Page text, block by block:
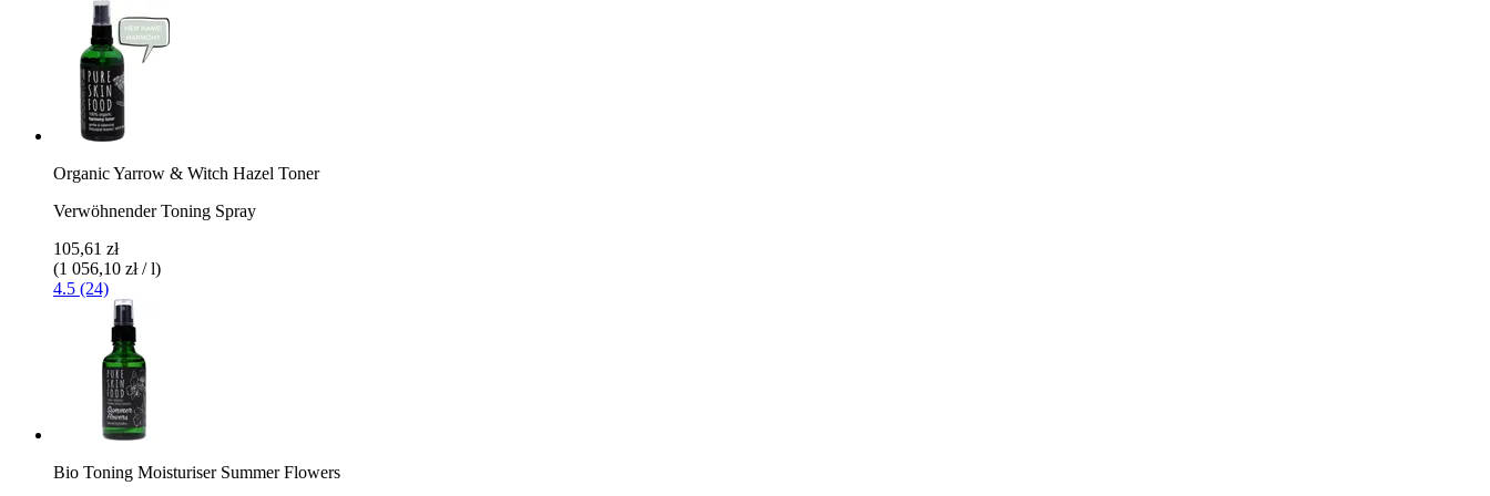
Organic Yarrow & Witch Hazel Toner
Verwöhnender Toning Spray
105,61 zł
(1 056,10 zł / l)
4.5 (24)
Bio Toning Moisturiser Summer Flowers